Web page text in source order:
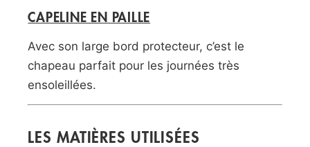
CAPELINE EN PAILLE
Avec son large bord protecteur, c’est le
chapeau parfait pour les journées très
ensoleillées.
LES MATIÈRES UTILISÉES